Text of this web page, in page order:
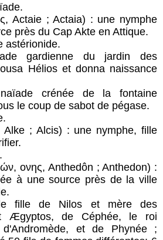
Actaie ; Actaia) : une nymphe
près du Cap Akte en Attique.
astérionide.
gardienne du jardin des
Hélios et donna naissance
crénée de la fontaine
le coup de sabot de pégase.
; Alcis) : une nymphe, fille
ονης, Anthedôn ; Anthedon) :
à une source près de la ville
fille de Nilos et mère des
Ægyptos, de Céphée, le roi
et de Phynée ;